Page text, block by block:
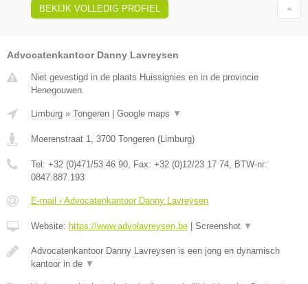
BEKIJK VOLLEDIG PROFIEL
Advocatenkantoor Danny Lavreysen
Niet gevestigd in de plaats Huissignies en in de provincie
Henegouwen.
Limburg » Tongeren Google maps ▼
Moerenstraat 1 3700 Tongeren ( Limburg)
Tel: +32 (0)471/53 46 90 , Fax: +32 (0)12/23 17 74 , BTW-nr:
0847.887.193
E-mail › Advocatenkantoor Danny Lavreysen
Website: https://www.advolavreysen.be Screenshot ▼
Advocatenkantoor Danny Lavreysen is een jong en dynamisch
kantoor in de ▼